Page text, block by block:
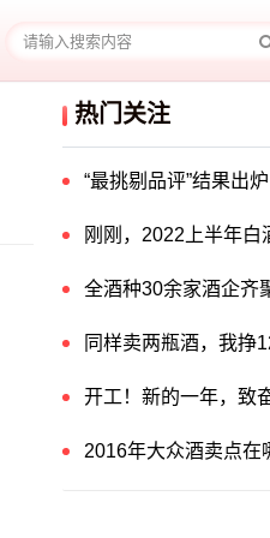
热门关注
“最挑剔品评”结果出
刚刚，2022上半年白
全酒种30余家酒企齐
同样卖两瓶酒，我
开工！新的一年，致
2016年大众酒卖点在